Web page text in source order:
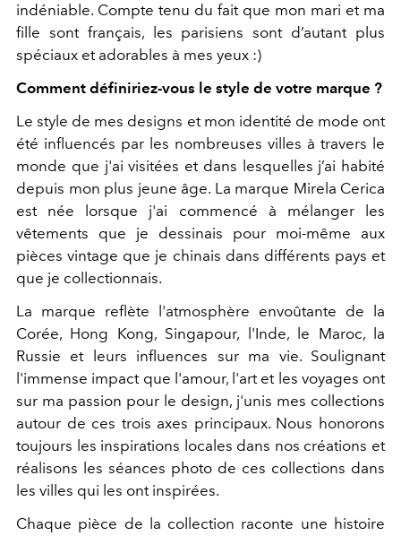
indéniable. Compte tenu du fait que mon mari et ma
fille sont français, les parisiens sont d’autant plus
spéciaux et adorables à mes yeux :)
Comment définiriez-vous le style de votre marque ?
Le style de mes designs et mon identité de mode ont
été influencés par les nombreuses villes à travers le
monde que j'ai visitées et dans lesquelles j’ai habité
depuis mon plus jeune âge. La marque Mirela Cerica
est née lorsque j'ai commencé à mélanger les
vêtements que je dessinais pour moi-même aux
pièces vintage que je chinais dans différents pays et
que je collectionnais.
La marque reflète l'atmosphère envoûtante de la
Corée, Hong Kong, Singapour, l'Inde, le Maroc, la
Russie et leurs influences sur ma vie. Soulignant
l'immense impact que l'amour, l'art et les voyages ont
sur ma passion pour le design, j'unis mes collections
autour de ces trois axes principaux. Nous honorons
toujours les inspirations locales dans nos créations et
réalisons les séances photo de ces collections dans
les villes qui les ont inspirées.
Chaque pièce de la collection raconte une histoire